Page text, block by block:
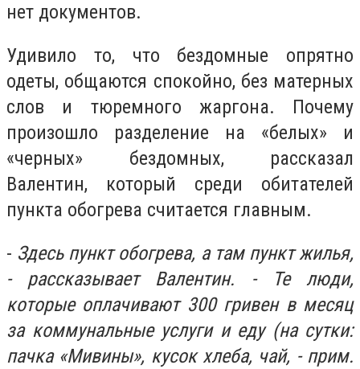
нет документов.
Удивило то, что бездомные опрятно
одеты, общаются спокойно, без матерных
слов и тюремного жаргона. Почему
произошло разделение на «белых» и
«черных» бездомных, рассказал
Валентин, который среди обитателей
пункта обогрева считается главным.
- Здесь пункт обогрева, а там пункт жилья,
- рассказывает Валентин. - Те люди,
которые оплачивают 300 гривен в месяц
за коммунальные услуги и еду (на сутки:
пачка «Мивины», кусок хлеба, чай, - прим.